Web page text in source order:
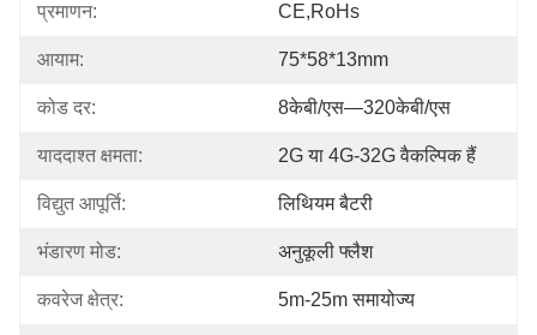
प्रमाणन: CE,RoHs
आयाम: 75*58*13mm
कोड दर: 8केबी/एस—320केबी/एस
याददाश्त क्षमता: 2G या 4G-32G वैकल्पिक हैं
विद्युत आपूर्ति: लिथियम बैटरी
भंडारण मोड: अनुकूली फ्लैश
कवरेज क्षेत्र: 5m-25m समायोज्य